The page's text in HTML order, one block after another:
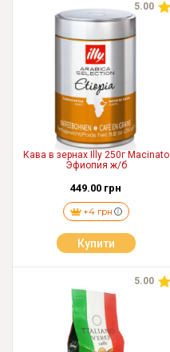
5.00
Кава в зернах Illy 250г Macinato
Эфиопия ж/б
449.00 грн
+4 грн
Купити
5.00